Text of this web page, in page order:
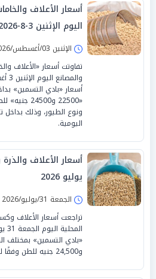
أسعار الأعلاف
اليوم الإثنين 3-8-2026
الإثنين 03/أغسطس/2026 - 09:00 ص
تفاوتت أسعار «الأعلاف
أسعار «بادي التسمين»
«22500
ونوع الطيور، وذلك بداخل
اليومية.
يوليو 2026
الجمعة 31/يوليو/2026 - 10:00 ص
تراجعت أسعار الأعلاف
و24,500 جنيه للطن وفقًا لنوع الطيور والمرحلة العمرية.